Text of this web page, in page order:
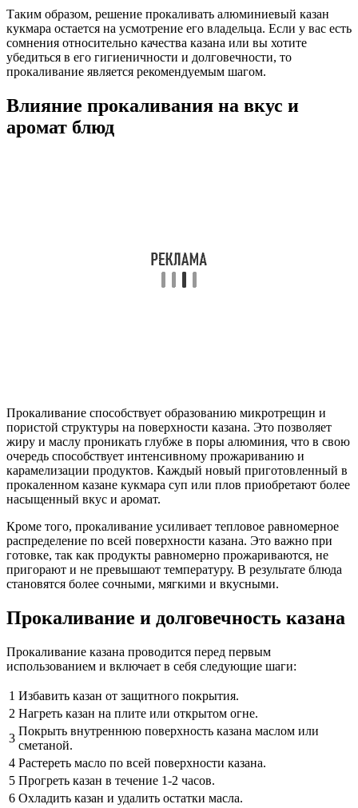
Таким образом, решение прокаливать алюминиевый казан
кукмара остается на усмотрение его владельца. Если у вас есть
сомнения относительно качества казана или вы хотите
убедиться в его гигиеничности и долговечности, то
прокаливание является рекомендуемым шагом.
Влияние прокаливания на вкус и
аромат блюд
Прокаливание способствует образованию микротрещин и
пористой структуры на поверхности казана. Это позволяет
жиру и маслу проникать глубже в поры алюминия, что в свою
очередь способствует интенсивному прожариванию и
карамелизации продуктов. Каждый новый приготовленный в
прокаленном казане кукмара суп или плов приобретают более
насыщенный вкус и аромат.
Кроме того, прокаливание усиливает тепловое равномерное
распределение по всей поверхности казана. Это важно при
готовке, так как продукты равномерно прожариваются, не
пригорают и не превышают температуру. В результате блюда
становятся более сочными, мягкими и вкусными.
Прокаливание и долговечность казана
Прокаливание казана проводится перед первым
использованием и включает в себя следующие шаги:
1 Избавить казан от защитного покрытия.
2 Нагреть казан на плите или открытом огне.
3
Покрыть внутреннюю поверхность казана маслом или
сметаной.
4 Растереть масло по всей поверхности казана.
5 Прогреть казан в течение 1-2 часов.
6 Охладить казан и удалить остатки масла.